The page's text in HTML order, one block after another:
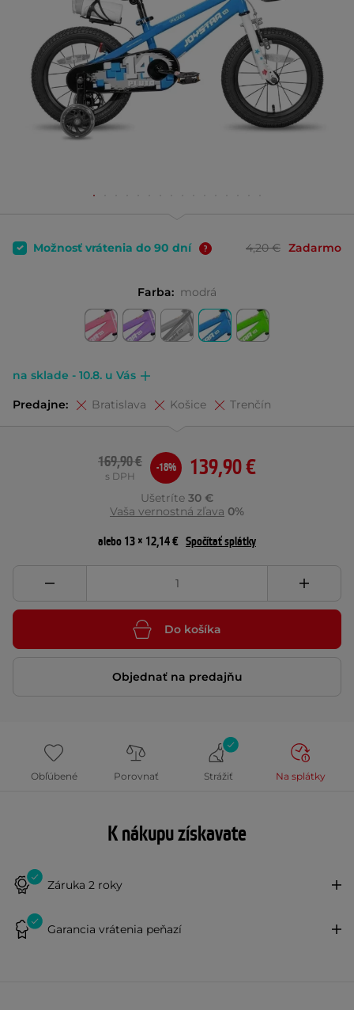
Možnosť vrátenia do 90 dní 4,20 € Zadarmo
Farba: modrá
na sklade - 10.8. u Vás
Predajne: Bratislava Košice Trenčín
139,90 €
169,90 €
s DPH
-18%
Ušetríte 30 €
Vaša vernostná zľava 0%
alebo 13 × 12,14 € Spočítať splátky
Do košíka
Objednať na predajňu
Obľúbené Porovnať Strážiť Na splátky
K nákupu získavate
Záruka 2 roky
Garancia vrátenia peňazí